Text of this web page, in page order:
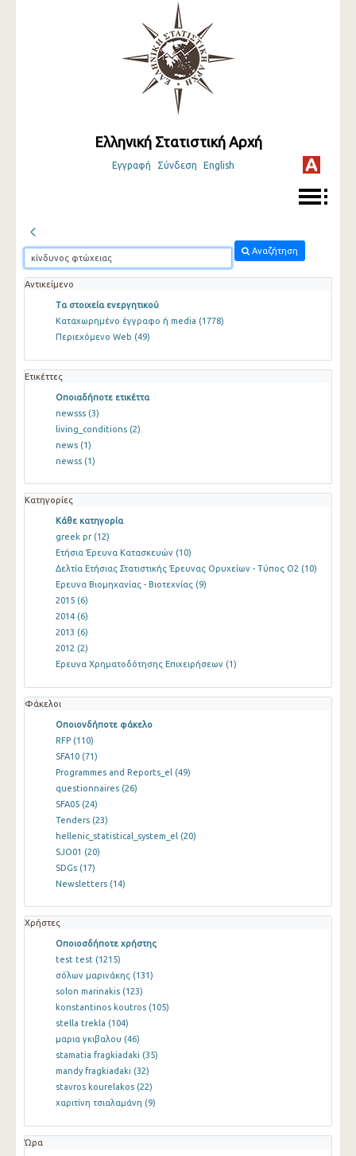
Ελληνική Στατιστική Αρχή
Εγγραφή Σύνδεση English
Αναζήτηση
Αντικείμενο
Τα στοιχεία ενεργητικού
Καταχωρημένο έγγραφο ή media (1778)
Περιεχόμενο Web (49)
Ετικέττες
Οποιαδήποτε ετικέττα
newsss (3)
living_conditions (2)
news (1)
newss (1)
Κατηγορίες
Κάθε κατηγορία
greek pr (12)
Ετήσια Έρευνα Κατασκευών (10)
Δελτία Ετήσιας Στατιστικής Έρευνας Ορυχείων - Τύπος Ο2 (10)
Ερευνα Βιομηχανίας - Βιοτεχνίας (9)
2015 (6)
2014 (6)
2013 (6)
2012 (2)
Ερευνα Χρηματοδότησης Επιχειρήσεων (1)
Φάκελοι
Οποιονδήποτε φάκελο
RFP (110)
SFA10 (71)
Programmes and Reports_el (49)
questionnaires (26)
SFA05 (24)
Tenders (23)
hellenic_statistical_system_el (20)
SJO01 (20)
SDGs (17)
Newsletters (14)
Χρήστες
Οποιοσδήποτε χρήστης
test test (1215)
σόλων μαρινάκης (131)
solon marinakis (123)
konstantinos koutros (105)
stella trekla (104)
μαρια γκιβαλου (46)
stamatia fragkiadaki (35)
mandy fragkiadaki (32)
stavros kourelakos (22)
χαριτίνη τσιαλαμάνη (9)
Ώρα